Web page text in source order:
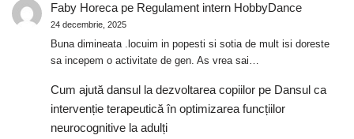
Faby Horecape Regulament intern HobbyDance
24 decembrie, 2025
Buna dimineata .locuim in popesti si sotia de mult isi doreste
sa incepem o activitate de gen. As vrea sai…
Cum ajută dansul la dezvoltarea copiilorpe Dansul ca
intervenție terapeutică în optimizarea funcțiilor
neurocognitive la adulți